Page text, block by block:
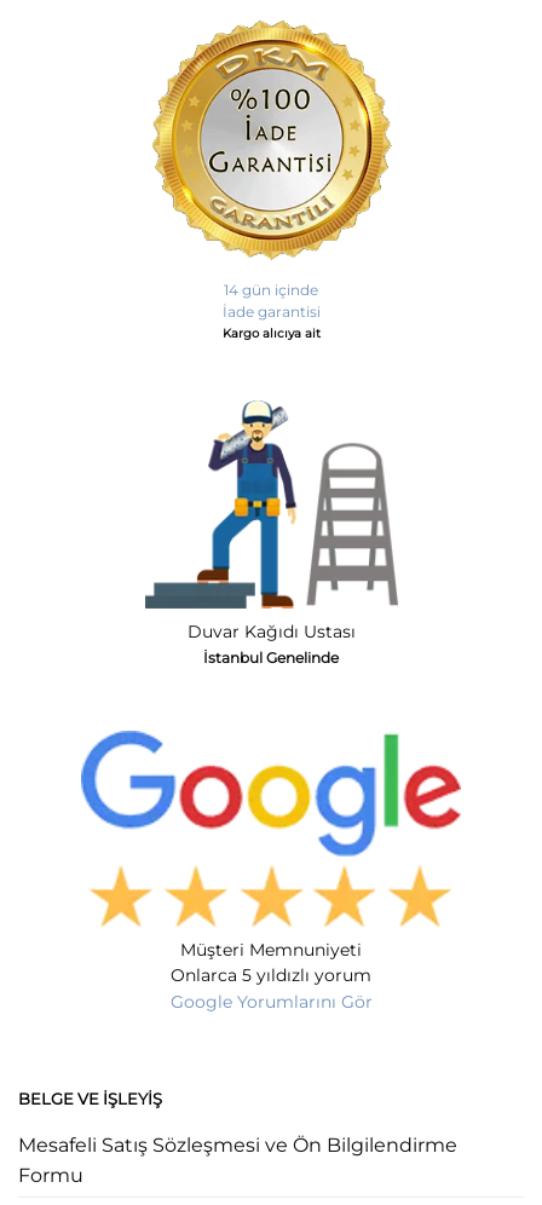
14 gün içinde
İade garantisi
Kargo alıcıya ait
Duvar Kağıdı Ustası
İstanbul Genelinde
Müşteri Memnuniyeti
Onlarca 5 yıldızlı yorum
Google Yorumlarını Gör
BELGE VE İŞLEYIŞ
Mesafeli Satış Sözleşmesi ve Ön Bilgilendirme
Formu